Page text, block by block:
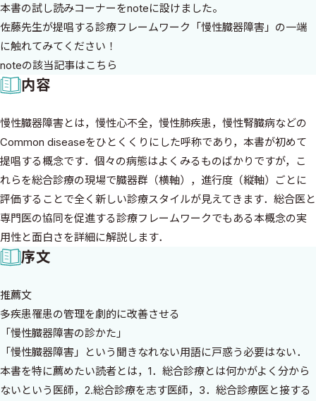
本書の試し読みコーナーをnoteに設けました。
佐藤先生が提唱する診療フレームワーク「慢性臓器障害」の一端
に触れてみてください！
noteの該当記事はこちら
内容
慢性臓器障害とは，慢性心不全，慢性肺疾患，慢性腎臓病などの
Common diseaseをひとくくりにした呼称であり，本書が初めて
提唱する概念です．個々の病態はよくみるものばかりですが，こ
れらを総合診療の現場で臓器群（横軸），進行度（縦軸）ごとに
評価することで全く新しい診療スタイルが見えてきます．総合医と
専門医の協同を促進する診療フレームワークでもある本概念の実
用性と面白さを詳細に解説します．
序文
推薦文
多疾患罹患の管理を劇的に改善させる
「慢性臓器障害の診かた」
「慢性臓器障害」という聞きなれない用語に戸惑う必要はない．
本書を特に薦めたい読者とは，1．総合診療とは何かがよく分から
ないという医師，2.総合診療を志す医師，3．総合診療医と接する